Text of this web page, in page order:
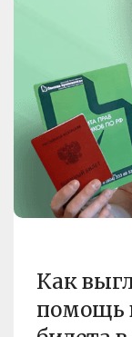
Как
помощь